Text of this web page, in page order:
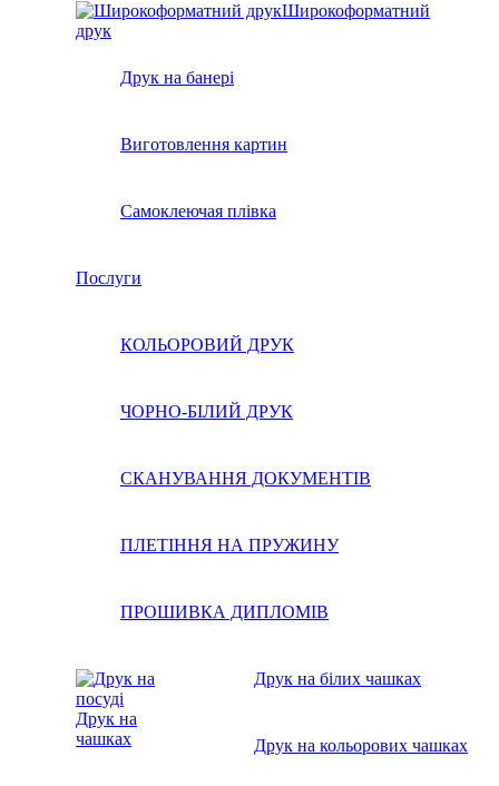
Широкоформатний
друк
Друк на банері
Виготовлення картин
Самоклеючая плівка
Послуги
КОЛЬОРОВИЙ ДРУК
ЧОРНО-БІЛИЙ ДРУК
СКАНУВАННЯ ДОКУМЕНТІВ
ПЛЕТІННЯ НА ПРУЖИНУ
ПРОШИВКА ДИПЛОМІВ
Друк на
чашках
Друк на білих чашках
Друк на кольорових чашках